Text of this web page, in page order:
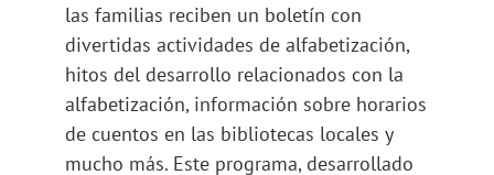
las familias reciben un boletín con
divertidas actividades de alfabetización,
hitos del desarrollo relacionados con la
alfabetización, información sobre horarios
de cuentos en las bibliotecas locales y
mucho más. Este programa, desarrollado